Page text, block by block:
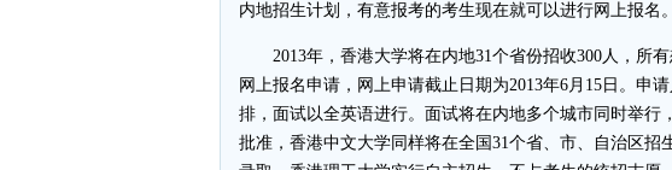
内地招生计划，有意报考的考生现在就可以进行网上报名。
2013年，香港大学将在内地31个省份招收300人，所
网上报名申请，网上申请截止日期为2013年6月15日。申
排，面试以全英语进行。面试将在内地多个城市同时举行
批准，香港中文大学同样将在全国31个省、市、自治区招